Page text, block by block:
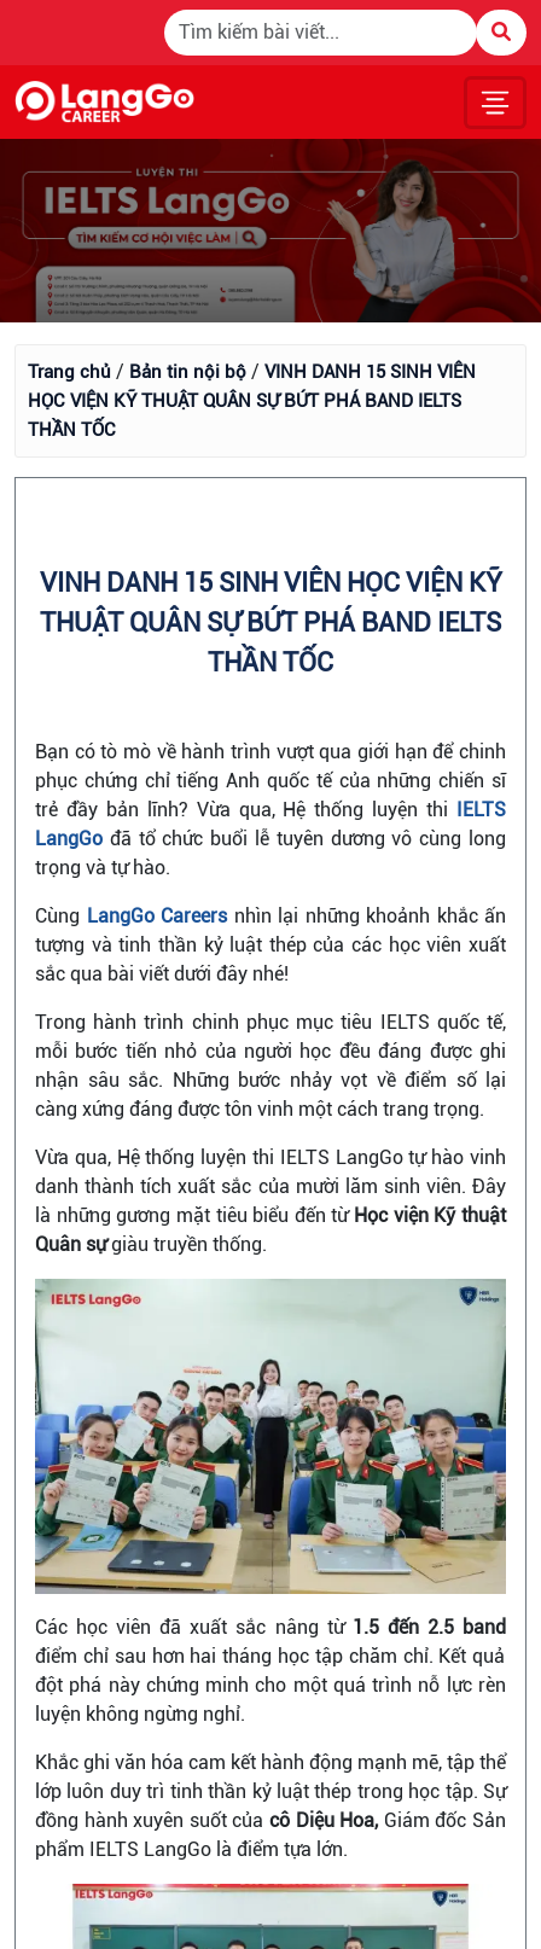
Trang chủ / Bản tin nội bộ / VINH DANH 15 SINH VIÊN
HỌC VIỆN KỸ THUẬT QUÂN SỰ BỨT PHÁ BAND IELTS
THẦN TỐC
VINH DANH 15 SINH VIÊN HỌC VIỆN KỸ
THUẬT QUÂN SỰ BỨT PHÁ BAND IELTS
THẦN TỐC
Bạn có tò mò về hành trình vượt qua giới hạn để chinh
phục chứng chỉ tiếng Anh quốc tế của những chiến sĩ
trẻ đầy bản lĩnh? Vừa qua, Hệ thống luyện thi IELTS
LangGo đã tổ chức buổi lễ tuyên dương vô cùng long
trọng và tự hào.
Cùng LangGo Careers nhìn lại những khoảnh khắc ấn
tượng và tinh thần kỷ luật thép của các học viên xuất
sắc qua bài viết dưới đây nhé!
Trong hành trình chinh phục mục tiêu IELTS quốc tế,
mỗi bước tiến nhỏ của người học đều đáng được ghi
nhận sâu sắc. Những bước nhảy vọt về điểm số lại
càng xứng đáng được tôn vinh một cách trang trọng.
Vừa qua, Hệ thống luyện thi IELTS LangGo tự hào vinh
danh thành tích xuất sắc của mười lăm sinh viên. Đây
là những gương mặt tiêu biểu đến từ Học viện Kỹ thuật
Quân sựgiàu truyền thống.
Các học viên đã xuất sắc nâng từ 1.5 đến 2.5 band
điểm chỉ sau hơn hai tháng học tập chăm chỉ. Kết quả
đột phá này chứng minh cho một quá trình nỗ lực rèn
luyện không ngừng nghỉ.
Khắc ghi văn hóa cam kết hành động mạnh mẽ, tập thể
lớp luôn duy trì tinh thần kỷ luật thép trong học tập. Sự
đồng hành xuyên suốt của cô Diệu Hoa,Giám đốc Sản
phẩm IELTS LangGo là điểm tựa lớn.